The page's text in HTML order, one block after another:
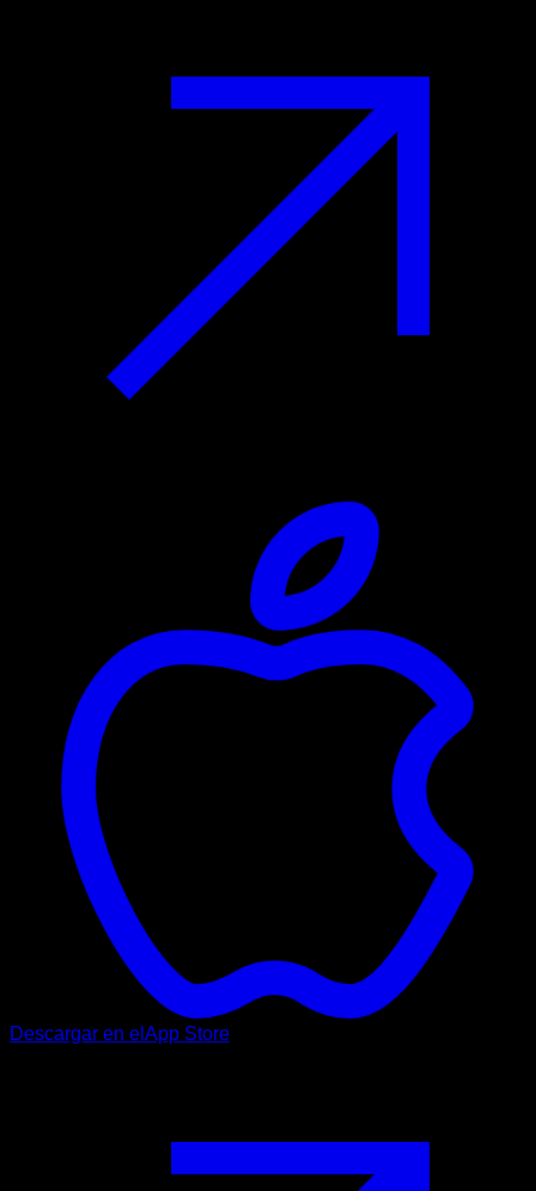
Descargar en el App Store